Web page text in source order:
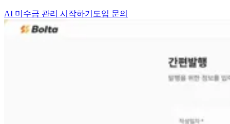
AI 미수금 관리 시작하기 도입 문의